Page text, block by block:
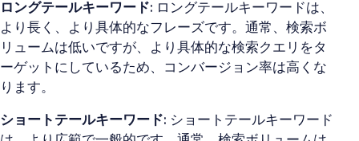
ロングテールキーワード: ロングテールキーワードは、
より長く、より具体的なフレーズです。通常、検索ボ
リュームは低いですが、より具体的な検索クエリをタ
ーゲットにしているため、コンバージョン率は高くな
ります。
ショートテールキーワード: ショートテールキーワード